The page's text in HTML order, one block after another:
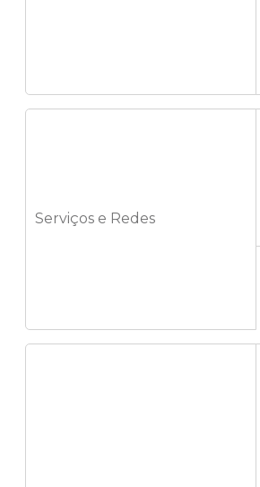
Serviços e Redes